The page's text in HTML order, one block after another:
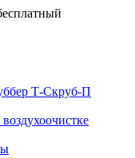
Т-Скруб-П